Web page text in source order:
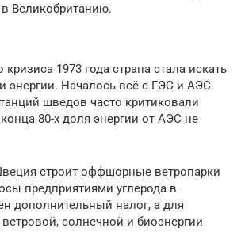
в Великобританию.
1973 года страна стала искать
энергии. Началось всё с ГЭС и АЭС.
шведов часто критиковали
80-х доля энергии от АЭС не
строит оффшорные ветропарки
предприятиями углерода в
дополнительный налог, а для
солнечной и биоэнергии